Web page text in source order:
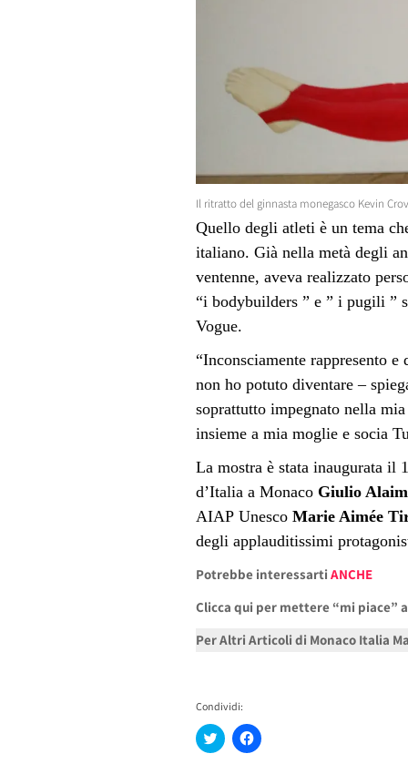
Il ritratto del ginnasta monegasco Kevin
Quello degli atleti è un tema
italiano. Già nella metà degli
ventenne, aveva realizzato
“i bodybuilders ” e ” i pugili ”
Vogue.
“Inconsciamente rappresento
non ho potuto diventare –
soprattutto impegnato nella
insieme a mia moglie e socia
La mostra è stata inaugurata il
d’Italia a Monaco Giulio
AIAP Unesco Marie Aimée
degli applauditissimi
Potrebbe interessarti ANCHE
Clicca qui per mettere “mi piace”
Per Altri Articoli di Monaco Italia
Condividi:
Fai
clic
Fai
clic